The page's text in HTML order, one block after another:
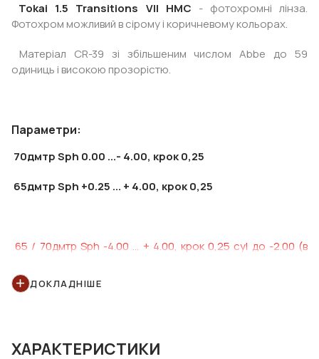
Tokai 1.5 Transitions VII HMC - фотохромні лінза.
Фотохром можливий в сірому і коричневому кольорах.
Матеріал CR-39 зі збільшеним числом Abbe до 59
одиниць і високою прозорістю.
Параметри:
70дмтр Sph 0.00 ...- 4.00, крок 0,25
65дмтр Sph +0.25 ... + 4.00, крок 0,25
65 / 70дмтр Sph -4.00 ... + 4.00, крок 0,25 cyl до -2.00 (в
ДОКЛАДНІШЕ
ХАРАКТЕРИСТИКИ